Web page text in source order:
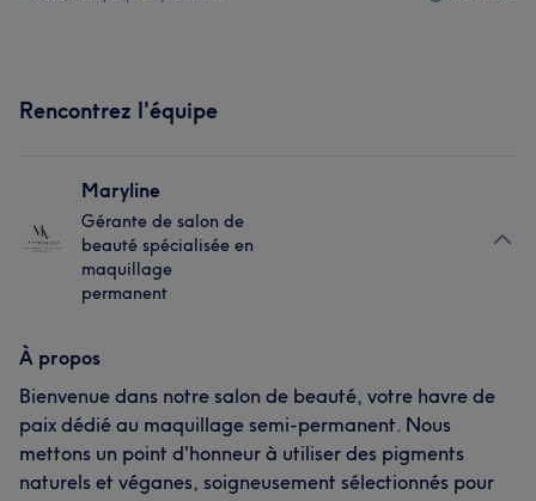
Rencontrez l'équipe
Maryline
Gérante de salon de
beauté spécialisée en
maquillage
permanent
À propos
Bienvenue dans notre salon de beauté, votre havre de
paix dédié au maquillage semi-permanent. Nous
mettons un point d'honneur à utiliser des pigments
naturels et véganes, soigneusement sélectionnés pour